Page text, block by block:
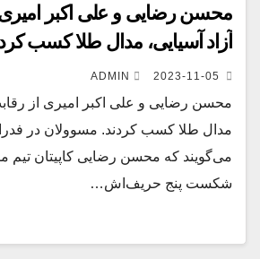
محسن رضایی و علی اکبر
آزاد آسیایی، مدال طلا کسب
2023-11-05
ADMIN
محسن رضایی و علی اکبر امیری از
مدال طلا کسب کردند. مسوولان در
می‌گویند که محسن رضایی کاپیتان تیم
شکست پنج حریف‌اش…